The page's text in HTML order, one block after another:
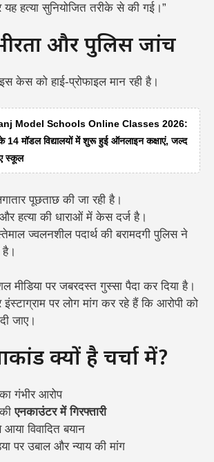
हत्या सुनियोजित तरीके से की गई।”
और पुलिस जांच
केस को हाई-प्रोफाइल मान रही है।
Model Schools Online Classes 2026:
14 मॉडल विद्यालयों में शुरू हुई ऑनलाइन कक्षाएं, जल्द
स्कूल
पूछताछ की जा रही है।
और हत्या की धाराओं में केस दर्ज है।
ज्वलनशील पदार्थ की बरामदगी पुलिस ने
मीडिया पर जबरदस्त गुस्सा पैदा कर दिया है।
पर लोग मांग कर रहे हैं कि आरोपी को
जाए।
क्यों है चर्चा में?
गंभीर आरोप
कीएनकाउंटर में गिरफ्तारी
विवादित बयान
पर उबाल और न्याय की मांग